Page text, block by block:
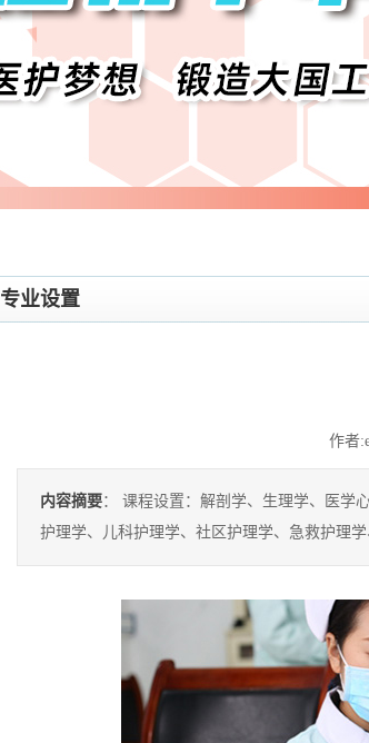
专业设置
作者
内容摘要： 课程设置：解剖学、生理学、医学
护理学、儿科护理学、社区护理学、急救护理